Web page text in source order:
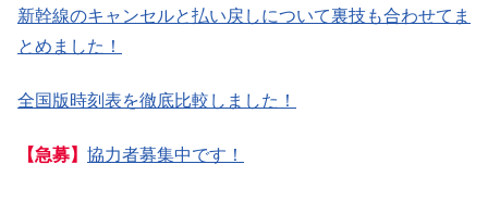
新幹線のキャンセルと払い戻しについて裏技も合わせてま
とめました！
全国版時刻表を徹底比較しました！
【急募】 協力者募集中です！